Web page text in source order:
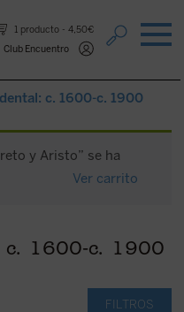
1 producto
4,50€
Club Encuentro
c. 1600-c. 1900
y Aristo” se ha
Ver carrito
1600-c. 1900
FILTROS